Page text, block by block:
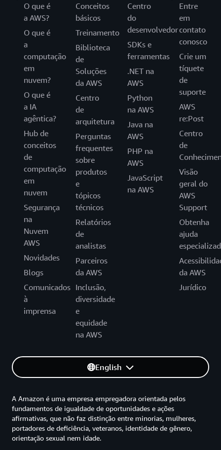
O que é
a AWS?
O que é
a
computação
em
nuvem?
O que é
a IA
agêntica?
Hub de
conceitos
de
computação
em
nuvem
Segurança
na
Nuvem
AWS
Novidades
Blogs
Comunicados
à
imprensa
Conceitos
básicos
Treinamento
Biblioteca
de
Soluções
da AWS
Centro
de
arquitetura
Perguntas
frequentes
sobre
produtos
e
tópicos
técnicos
Relatórios
de
analistas
Parceiros
da AWS
Inclusão,
diversidade
e
equidade
na AWS
Centro
do
desenvolvedor
SDKs e
ferramentas
.NET na
AWS
Python
na AWS
Java na
AWS
PHP na
AWS
JavaScript
na AWS
Entre
em
contato
conosco
Crie um
tíquete
de
suporte
AWS
re:Post
Centro
de
Visão
geral do
AWS
Support
Obtenha
ajuda
da AWS
Jurídico
English
A Amazon é uma empresa empregadora orientada pelos
fundamentos de igualdade de oportunidades e ações
afirmativas, que não faz distinção entre minorias, mulheres,
portadores de deficiência, veteranos, identidade de gênero,
orientação sexual nem idade.